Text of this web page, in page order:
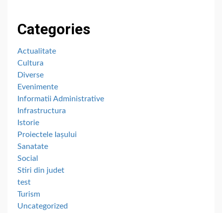
Categories
Actualitate
Cultura
Diverse
Evenimente
Informatii Administrative
Infrastructura
Istorie
Proiectele Iașului
Sanatate
Social
Stiri din judet
test
Turism
Uncategorized